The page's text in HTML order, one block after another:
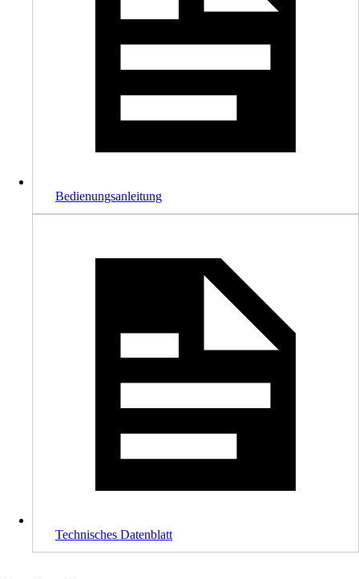
Bedienungsanleitung
Technisches Datenblatt